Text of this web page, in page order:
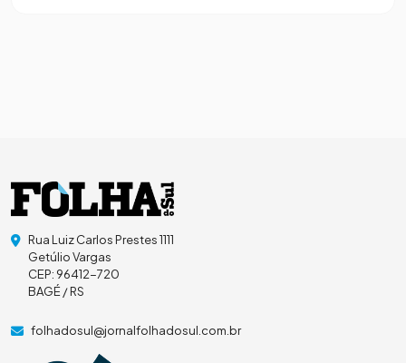
Rua Luiz Carlos Prestes 1111
Getúlio Vargas
CEP: 96412-720
BAGÉ / RS
folhadosul@jornalfolhadosul.com.br